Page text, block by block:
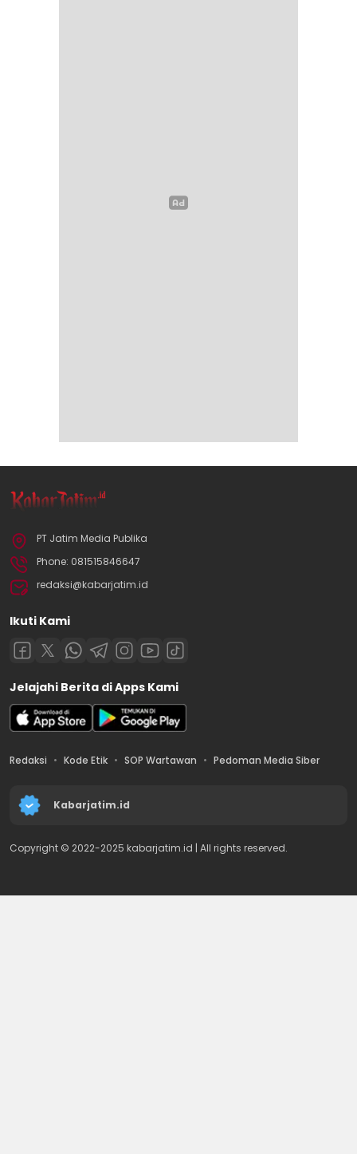
PT Jatim Media Publika
Phone: 081515846647
redaksi@kabarjatim.id
Ikuti Kami
Jelajahi Berita di Apps Kami
Redaksi Kode Etik SOP Wartawan Pedoman Media Siber
Kabarjatim.id
Copyright © 2022-2025 kabarjatim.id | All rights reserved.